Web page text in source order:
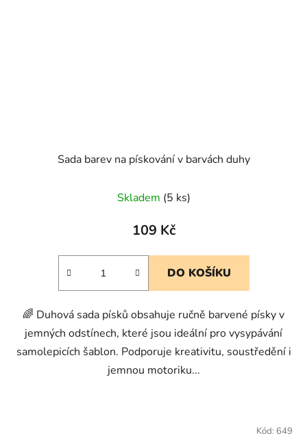
Sada barev na pískování v barvách duhy
Skladem (5 ks)
109 Kč
DO KOŠÍKU
🌈 Duhová sada písků obsahuje ručně barvené písky v
jemných odstínech, které jsou ideální pro vysypávání
samolepicích šablon. Podporuje kreativitu, soustředění i
jemnou motoriku...
Kód: 649